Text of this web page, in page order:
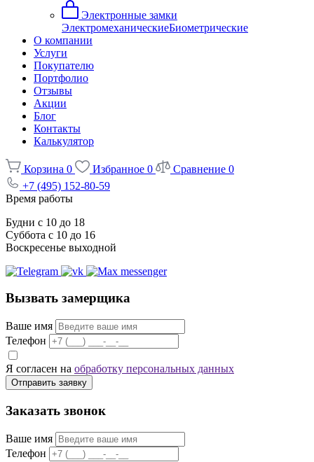
Электронные замки
ЭлектромеханическиеБиометрические
О компании
Услуги
Покупателю
Портфолио
Отзывы
Акции
Блог
Контакты
Калькулятор
Корзина 0 Избранное 0 Сравнение 0
+7 (495) 152-80-59
Время работы
Будни с 10 до 18
Суббота с 10 до 16
Воскресенье выходной
Вызвать замерщика
Ваше имя
Телефон
Я согласен на обработку персональных данных
Отправить заявку
Заказать звонок
Ваше имя
Телефон